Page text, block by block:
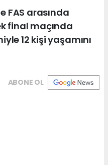
FAS arasında
final maçında
12 kişi yaşamını
ABONE OL